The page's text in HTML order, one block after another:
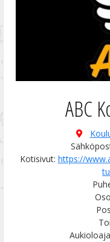
ABC
Kotisivut: https://